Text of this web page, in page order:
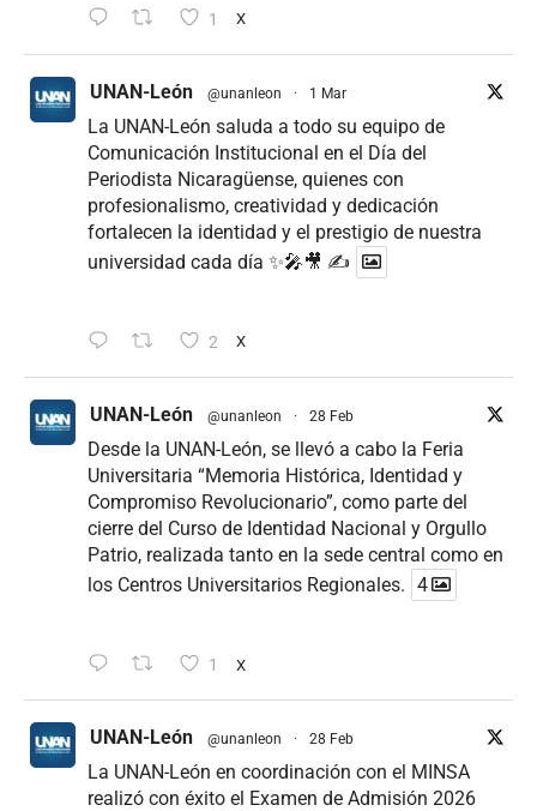
1 X
UNAN-León @unanleon · 1 Mar
La UNAN-León saluda a todo su equipo de
Comunicación Institucional en el Día del
Periodista Nicaragüense, quienes con
profesionalismo, creatividad y dedicación
fortalecen la identidad y el prestigio de nuestra
universidad cada día ✨🎤🎥 ✍
2 X
UNAN-León @unanleon · 28 Feb
Desde la UNAN-León, se llevó a cabo la Feria
Universitaria “Memoria Histórica, Identidad y
Compromiso Revolucionario”, como parte del
cierre del Curso de Identidad Nacional y Orgullo
Patrio, realizada tanto en la sede central como en
los Centros Universitarios Regionales. 4
1 X
UNAN-León @unanleon · 28 Feb
La UNAN-León en coordinación con el MINSA
realizó con éxito el Examen de Admisión 2026